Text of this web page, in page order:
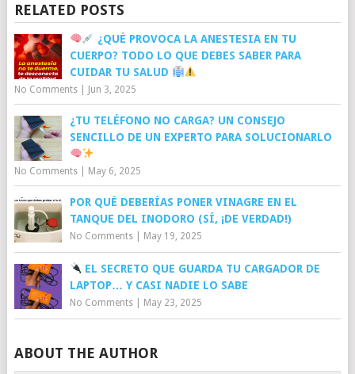
RELATED POSTS
¿QUÉ PROVOCA LA ANESTESIA EN TU
CUERPO? TODO LO QUE DEBES SABER PARA
CUIDAR TU SALUD
No Comments| Jun 3, 2025
¿TU TELÉFONO NO CARGA? UN CONSEJO
SENCILLO DE UN EXPERTO PARA SOLUCIONARLO
No Comments| May 6, 2025
POR QUÉ DEBERÍAS PONER VINAGRE EN EL
TANQUE DEL INODORO (SÍ, ¡DE VERDAD!)
No Comments| May 19, 2025
EL SECRETO QUE GUARDA TU CARGADOR DE
LAPTOP… Y CASI NADIE LO SABE
No Comments| May 23, 2025
ABOUT THE AUTHOR